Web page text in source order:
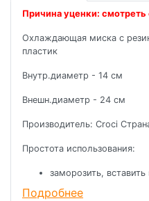
Причина уценки: смотреть
Охлаждающая миска с
пластик
Внутр.диаметр - 14 см
Внешн.диаметр - 24 см
Производитель: Croci
Простота использования:
заморозить,
водой.
Подробнее